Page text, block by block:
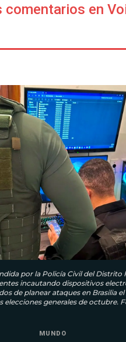
comentarios en
por la Policía Civil del Distrito
incautando dispositivos
​​de planear ataques en Brasilia
elecciones generales de octubre.
MUNDO